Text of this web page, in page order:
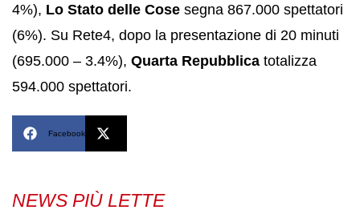
4%), Lo Stato delle Cose segna 867.000 spettatori
(6%). Su Rete4, dopo la presentazione di 20 minuti
(695.000 – 3.4%), Quarta Repubblica totalizza
594.000 spettatori.
Facebook
NEWS PIÙ LETTE